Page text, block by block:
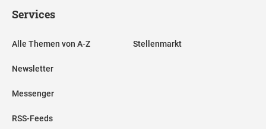
Services
Alle Themen von A-Z
Newsletter
Messenger
RSS-Feeds
Stellenmarkt